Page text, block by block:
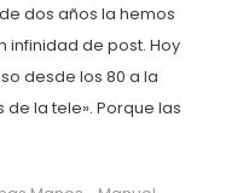
dos años la hemos
de post. Hoy
desde los 80 a la
la tele». Porque las